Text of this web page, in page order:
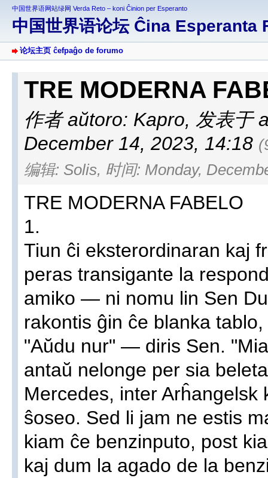
中国世界语网站绿网 Verda Reto – koni Ĉinion per Esperanto
中国世界语论坛 Ĉina Esperanta
论坛主页 ĉefpaĝo de forumo
TRE MODERNA
作者 aŭtoro: Kapro, 发表于
December 14, 2023, 14:18
编辑: Solis, 时间: Monday,
TRE MODERNA FABELO
1.
Tiun ĉi eksterordinaran kaj
peras transigante la
amiko — ni nomu lin Sen
rakontis ĝin ĉe blanka
"Aŭdu nur" — diris Sen.
antaŭ nelonge per sia
Mercedes, inter Arĥangelsk
ŝoseo. Sed li jam ne estis
kiam ĉe benzinputo, post
kaj dum la agado de la